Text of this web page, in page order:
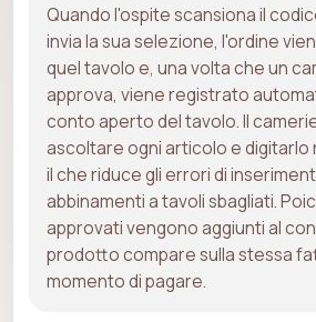
Quando l'ospite scansiona il
invia la sua selezione, l'ordine
quel tavolo e, una volta che un
approva, viene registrato
conto aperto del tavolo. Il
ascoltare ogni articolo e digitarlo
il che riduce gli errori di
abbinamenti a tavoli sbagliati.
approvati vengono aggiunti al
prodotto compare sulla stessa
momento di pagare.